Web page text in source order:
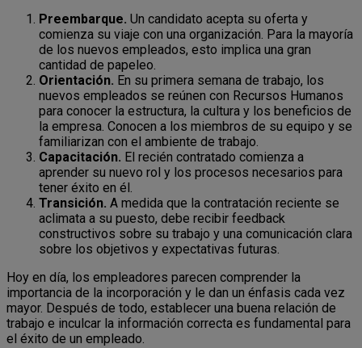
Preembarque. Un candidato acepta su oferta y
comienza su viaje con una organización. Para la mayoría
de los nuevos empleados, esto implica una gran
cantidad de papeleo.
Orientación. En su primera semana de trabajo, los
nuevos empleados se reúnen con Recursos Humanos
para conocer la estructura, la cultura y los beneficios de
la empresa. Conocen a los miembros de su equipo y se
familiarizan con el ambiente de trabajo.
Capacitación. El recién contratado comienza a
aprender su nuevo rol y los procesos necesarios para
tener éxito en él.
Transición. A medida que la contratación reciente se
aclimata a su puesto, debe recibir feedback
constructivos sobre su trabajo y una comunicación clara
sobre los objetivos y expectativas futuras.
Hoy en día, los empleadores parecen comprender la
importancia de la incorporación y le dan un énfasis cada vez
mayor. Después de todo, establecer una buena relación de
trabajo e inculcar la información correcta es fundamental para
el éxito de un empleado.